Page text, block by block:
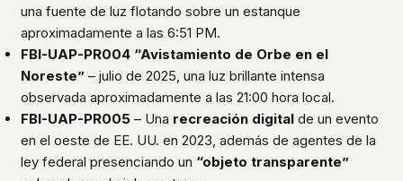
una fuente de luz flotando sobre un estanque
aproximadamente a las 6:51 PM.
FBI-UAP-PR004 “Avistamiento de Orbe en el
Noreste”– julio de 2025, una luz brillante intensa
observada aproximadamente a las 21:00 hora local.
FBI-UAP-PR005– Una recreación digitalde un evento
en el oeste de EE. UU. en 2023, además de agentes de la
ley federal presenciando un “objeto transparente”